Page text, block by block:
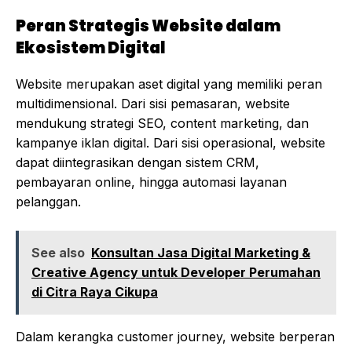
Peran Strategis Website dalam
Ekosistem Digital
Website merupakan aset digital yang memiliki peran
multidimensional. Dari sisi pemasaran, website
mendukung strategi SEO, content marketing, dan
kampanye iklan digital. Dari sisi operasional, website
dapat diintegrasikan dengan sistem CRM,
pembayaran online, hingga automasi layanan
pelanggan.
See also Konsultan Jasa Digital Marketing &
Creative Agency untuk Developer Perumahan
di Citra Raya Cikupa
Dalam kerangka customer journey, website berperan